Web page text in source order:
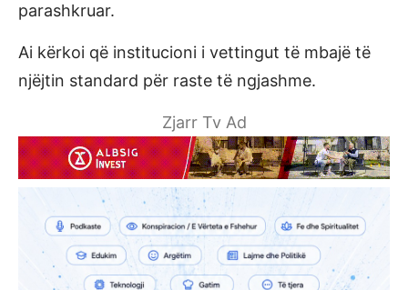
parashkruar.
Ai kërkoi që institucioni i vettingut të mbajë të
njëjtin standard për raste të ngjashme.
Zjarr Tv Ad